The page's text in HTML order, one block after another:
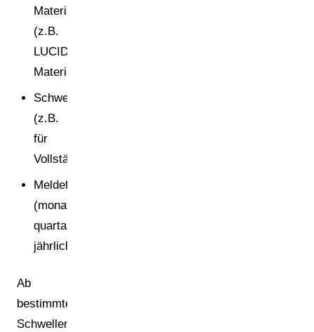
Materialgruppen
(z.B.
LUCID-
Materialfraktionen)
Schwellenwerte
(z.B.
für
Vollständigkeitserklärungen)
Meldefrequenzen
(monatlich,
quartalsweise,
jährlich)
Ab
bestimmten
Schwellenwerten